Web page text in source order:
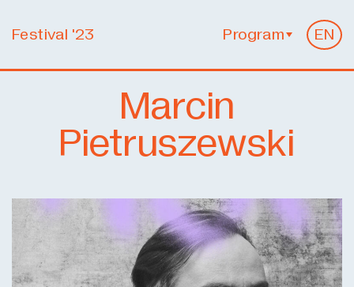
Festival '23 Program EN
Marcin
Pietruszewski